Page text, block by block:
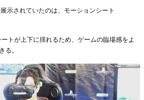
示されていたのは、モーションシート
トが上下に揺れるため、ゲームの臨場感をよ
る。